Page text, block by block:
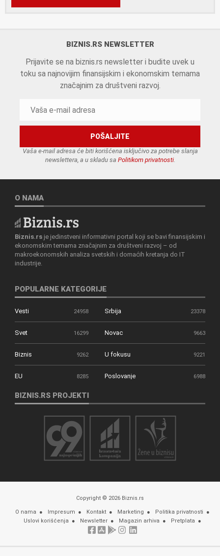
BIZNIS.RS NEWSLETTER
Prijavite se na biznis.rs newsletter i budite uvek u
toku sa najnovijim finansijskim i ekonomskim temama
značajnim za društveni razvoj.
Vaša e-mail adresa će biti korišćena isključivo za potrebe slanja
newslettera, a u skladu sa Politikom privatnosti.
O NAMA
Biznis.rs je jedinstveni informativni portal koji se bavi finansijskim i
ekonomskim temama značajnim za društveni razvoj – od
makroekonomskih analiza svetskih i domaćih kretanja do IT
industrije.
POPULARNE KATEGORIJE
Vesti 24958 Srbija 23378
Svet 16299 Novac 9663
Biznis 9262 U fokusu 9221
EU 8285 Poslovanje 6988
BIZNIS.RS PROJEKTI
Copyright © 2026 Biznis.rs
O nama Impresum Kontakt Marketing
Politika privatnosti
Uslovi korišćenja
Newsletter Magazin arhiva Pretplata